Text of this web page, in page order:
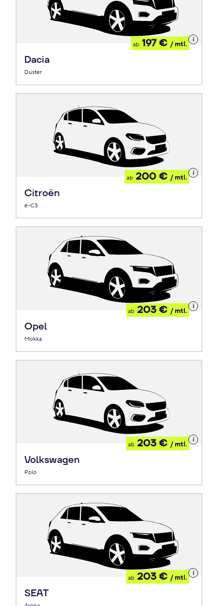
Dacia
Duster
ab 197 € / mtl.
Details
zum
Citroën
ë-C3
ab 200 € / mtl.
Details
zum
Opel
Mokka
ab 203 € / mtl.
Details
zum
Volkswagen
Polo
ab 203 € / mtl.
Details
zum
SEAT
ab 203 € / mtl.
Details
zum